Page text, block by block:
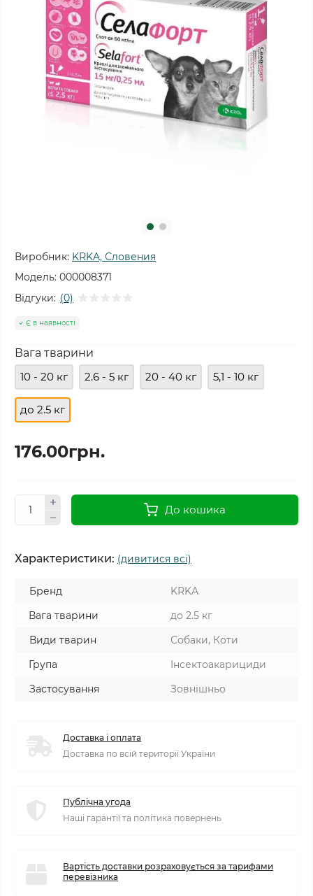
Виробник: KRKA, Словения
Модель: 000008371
Відгуки: (0)
Є в наявності
Вага тварини
10 - 20 кг
2.6 - 5 кг 20 - 40 кг 5,1 - 10 кг
до 2.5 кг
176.00грн.
До кошика
Характеристики: (дивитися всі)
Бренд
KRKA
Вага тварини
до 2.5 кг
Види тварин
Собаки, Коти
Група
Інсектоакарициди
Застосування
Зовнішньо
Доставка і оплата
Доставка по всій території України
Публічна угода
Наші гарантії та політика повернень
Вартість доставки розраховується за тарифами
перевізника